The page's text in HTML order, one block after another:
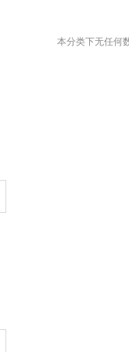
本分类下无任何